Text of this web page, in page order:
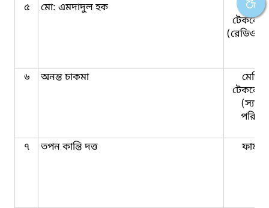
৫ মো: এমদাদুল হক
৬ অনন্ত চাকমা
৭ তপন কান্তি দত্ত